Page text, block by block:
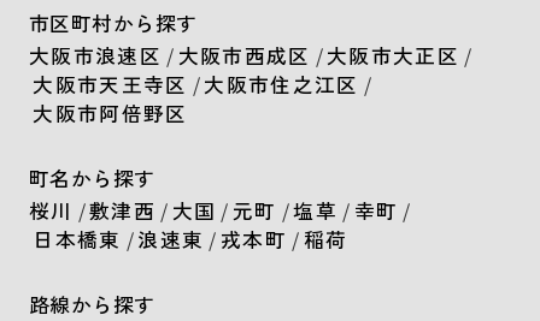
市区町村から探す
大阪市浪速区 / 大阪市西成区 /大阪市大正区 /
大阪市天王寺区 /大阪市住之江区 /
大阪市阿倍野区
町名から探す
桜川 /敷津西 / 大国 / 元町 /塩草 / 幸町 /
日本橋東 /浪速東 / 戎本町 /稲荷
路線から探す